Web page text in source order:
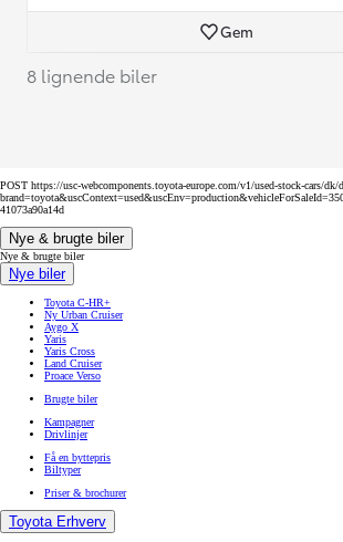
Gem
8 lignende biler
POST https://usc-webcomponents.toyota-europe.com/v1/used-stock-cars/dk/
41073a90a14d
Nye & brugte biler
Nye & brugte biler
Nye biler
Toyota C-HR+
Ny Urban Cruiser
Aygo X
Yaris
Yaris Cross
Land Cruiser
Proace Verso
Brugte biler
Kampagner
Drivlinjer
Få en byttepris
Biltyper
Priser & brochurer
Toyota Erhverv